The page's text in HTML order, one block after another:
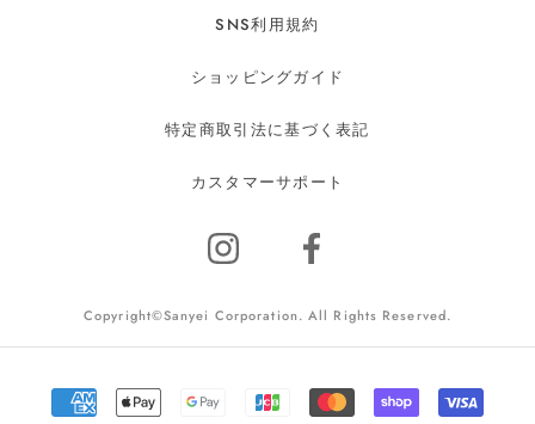
SNS利用規約
ショッピングガイド
特定商取引法に基づく表記
カスタマーサポート
Copyright©Sanyei Corporation. All Rights Reserved.